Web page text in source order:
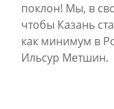
поклон! Мы, в
чтобы Казань
как минимум в
Ильсур Метшин.